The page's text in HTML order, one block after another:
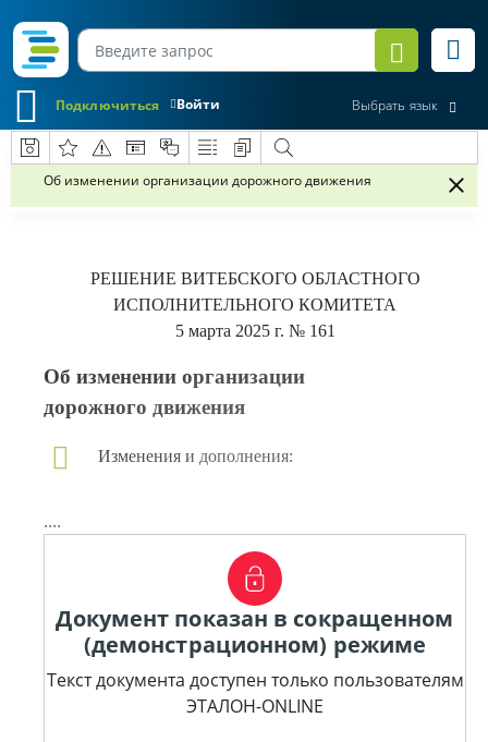
Войти
Подключиться Выбрать язык
Об изменении организации дорожного движения
РЕШЕНИЕ ВИТЕБСКОГО ОБЛАСТНОГО
ИСПОЛНИТЕЛЬНОГО КОМИТЕТА
5 марта 2025 г. № 161
Об изменении организации
дорожного движения
Изменения и дополнения:
....
Документ показан в сокращенном
(демонстрационном) режиме
Текст документа доступен только пользователям
ЭТАЛОН-ONLINE